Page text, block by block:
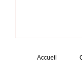
Accueil